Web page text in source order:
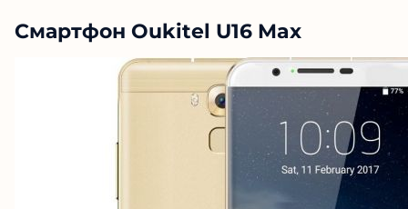
Смартфон Oukitel U16 Max